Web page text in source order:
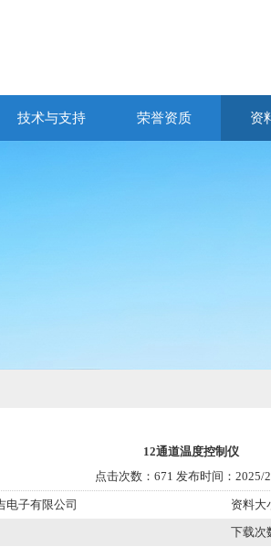
技术与支持 荣誉资质 资
12通道温度控制仪
点击次数：671 发布时间：2025/
电子有限公司 资料大
下载次